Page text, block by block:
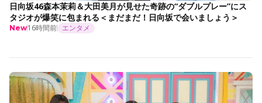
日向坂46森本茉莉＆大田美月が見せた奇跡の“ダブルプレー”にス
タジオが爆笑に包まれる＜まだまだ！日向坂で会いましょう＞
New16時間前 エンタメ